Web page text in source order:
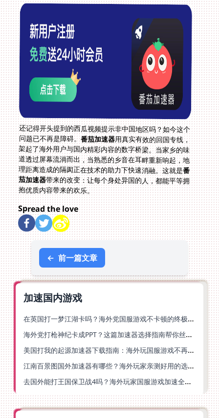
还记得开头提到的西瓜视频提示非中国地区吗？如今这个
问题已不再是障碍。番茄加速器用真实有效的回国专线，
架起了海外用户与国内精彩内容的数字桥梁。当家乡的味
道透过屏幕流淌而出，当熟悉的乡音在耳畔重新响起，地
理距离造成的隔阂正在技术的助力下快速消融。这就是番
茄加速器带来的改变：让每个身处异国的人，都能平等拥
抱优质内容带来的欢乐。
Spread the love
← 前一篇文章
加速国内游戏
在英国打一梦江湖卡吗？海外党国服游戏不卡顿的终极解法
海外党打枪神纪卡成PPT？这篇加速器选择指南帮你丝滑上分
美国打我的起源加速器下载指南：海外玩国服游戏不再卡的终极方案
江南百景图国外加速器有哪些？海外玩家亲测好用的选择与避坑指南
去国外能打王国保卫战4吗？海外玩家国服游戏加速全攻略（附公主连结幻想江湖实测）